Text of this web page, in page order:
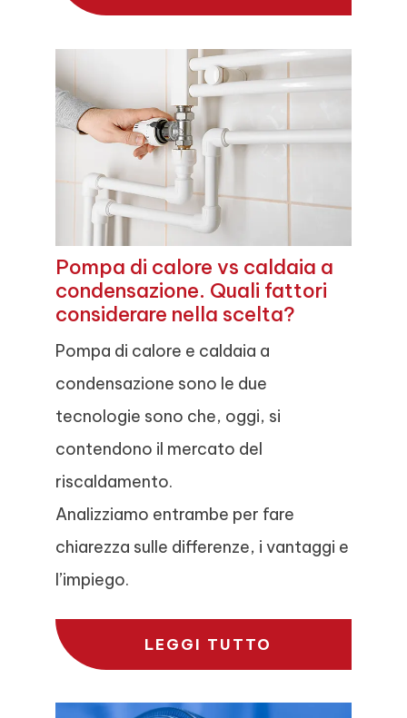
Pompa di calore vs caldaia a
condensazione. Quali fattori
considerare nella scelta?
Pompa di calore e caldaia a
condensazione sono le due
tecnologie sono che, oggi, si
contendono il mercato del
riscaldamento.
Analizziamo entrambe per fare
chiarezza sulle differenze, i vantaggi e
l’impiego.
LEGGI TUTTO